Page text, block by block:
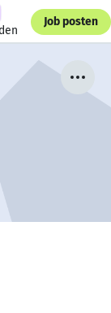
Job posten